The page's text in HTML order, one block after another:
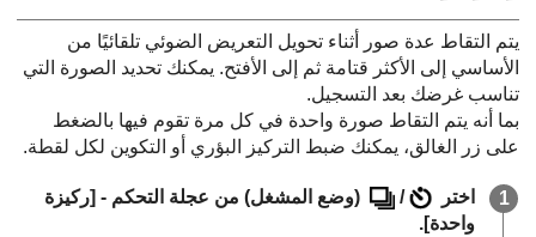
يتم التقاط عدة صور أثناء تحويل التعريض الضوئي تلقائيًا من
الأساسي إلى الأكثر قتامة ثم إلى الأفتح. يمكنك تحديد الصورة التي
تناسب غرضك بعد التسجيل.
بما أنه يتم التقاط صورة واحدة في كل مرة تقوم فيها بالضغط
على زر الغالق، يمكنك ضبط التركيز البؤري أو التكوين لكل لقطة.
اختر /
(وضع المشغل) من عجلة التحكم - [ركيزة
واحدة].